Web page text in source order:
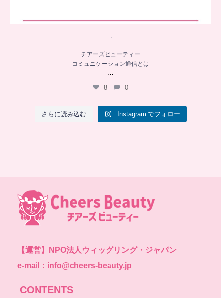
チアーズビューティー
コミュニケーション通信とは
...
8 0
さらに読み込む Instagram でフォロー
【運営】
NPO法人ウィッグリング・ジャパン
e-mail：info@cheers-beauty.jp
CONTENTS